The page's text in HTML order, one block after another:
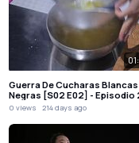
Guerra De Cucharas
Negras [S02 E02] - Episodio
0 views 214 days ago